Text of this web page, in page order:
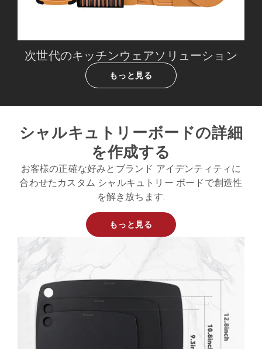
次世代のキッチンウェアソリューション
もっと見る
シャルキュトリーボードの詳細
を作成する
お客様の正確な好みとブランド アイデンティティに
合わせたカスタム シャルキュトリー ボードで創造性
を解き放ちます.
もっと見る